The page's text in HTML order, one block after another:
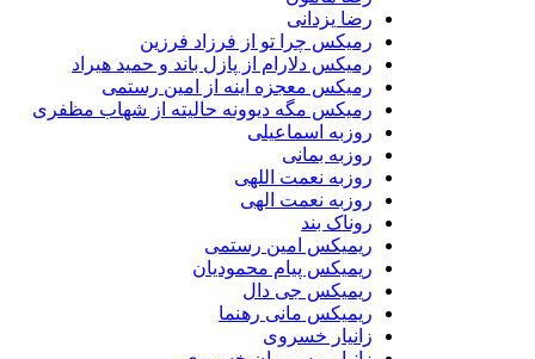
رضا یزدانی
رمیکس چرا تو از فرزاد فرزین
رمیکس دلارام از پازل باند و حمید هیراد
رمیکس معجزه اینه از امین رستمی
رمیکس مگه دیوونه حالیته از شهاب مظفری
روزبه اسماعیلی
روزبه بمانی
روزبه نعمت اللهی
روزبه نعمت الهی
روناک بند
ریمیکس امین رستمی
ریمیکس پیام محمودیان
ریمیکس جی دال
ریمیکس مانی رهنما
زانیار خسروی